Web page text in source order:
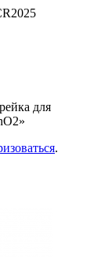
для
.